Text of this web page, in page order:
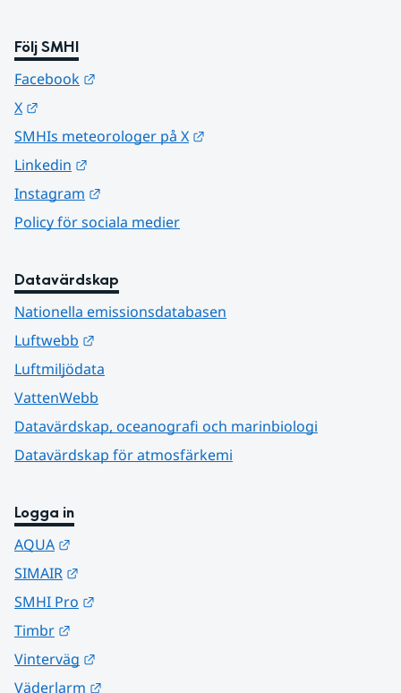
Följ SMHI
Facebook
X
SMHIs meteorologer på X
Linkedin
Instagram
Policy för sociala medier
Datavärdskap
Nationella emissionsdatabasen
Luftwebb
Luftmiljödata
VattenWebb
Datavärdskap, oceanografi och marinbiologi
Datavärdskap för atmosfärkemi
Logga in
AQUA
SIMAIR
SMHI Pro
Timbr
Vinterväg
Väderlarm